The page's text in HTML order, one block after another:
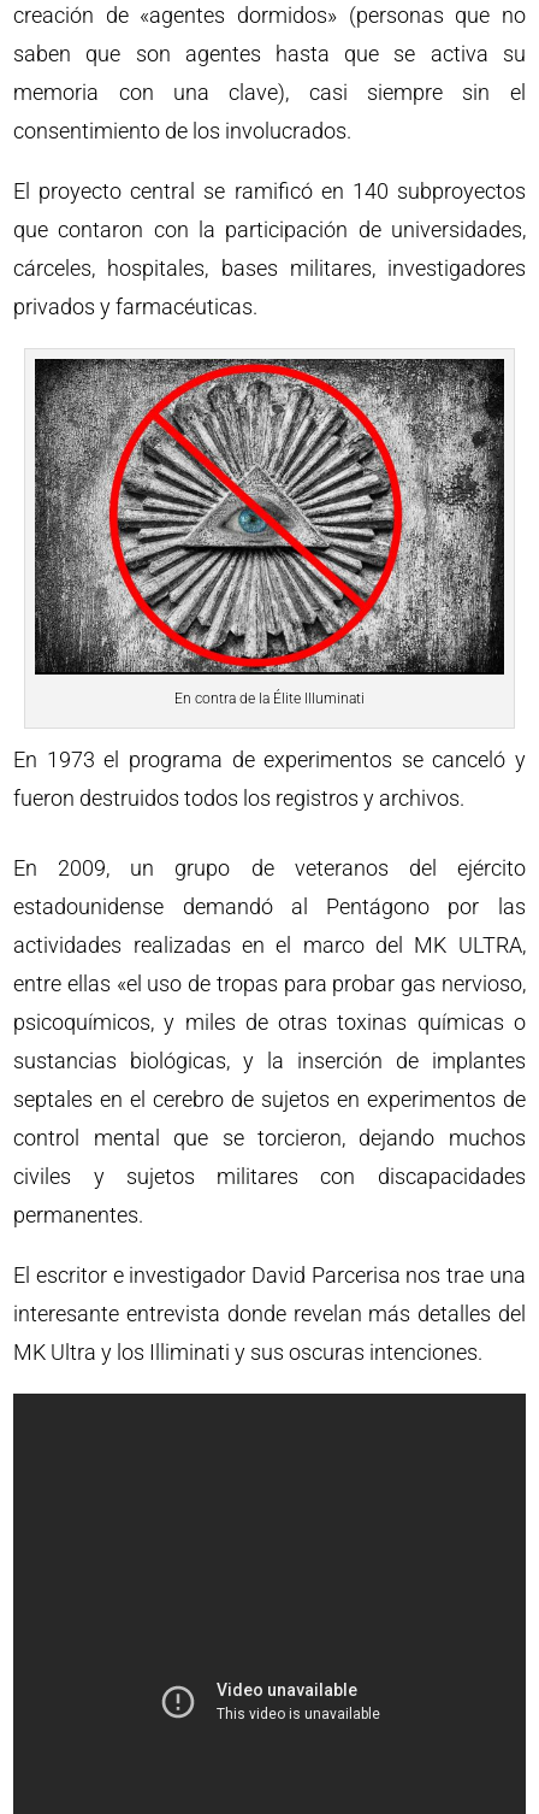
creación de «agentes dormidos» (personas que no
saben que son agentes hasta que se activa su
memoria con una clave), casi siempre sin el
consentimiento de los involucrados.
El proyecto central se ramificó en 140 subproyectos
que contaron con la participación de universidades,
cárceles, hospitales, bases militares, investigadores
privados y farmacéuticas.
En contra de la Élite Illuminati
En 1973 el programa de experimentos se canceló y
fueron destruidos todos los registros y archivos.
En 2009, un grupo de veteranos del ejército
estadounidense demandó al Pentágono por las
actividades realizadas en el marco del MK ULTRA,
entre ellas «el uso de tropas para probar gas nervioso,
psicoquímicos, y miles de otras toxinas químicas o
sustancias biológicas, y la inserción de implantes
septales en el cerebro de sujetos en experimentos de
control mental que se torcieron, dejando muchos
civiles y sujetos militares con discapacidades
permanentes.
El escritor e investigador David Parcerisa nos trae una
interesante entrevista donde revelan más detalles del
MK Ultra y los Illiminati y sus oscuras intenciones.